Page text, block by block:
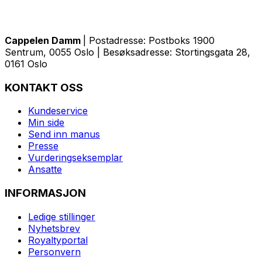
Cappelen Damm
| Postadresse: Postboks 1900
Sentrum, 0055 Oslo | Besøksadresse: Stortingsgata 28,
0161 Oslo
KONTAKT OSS
Kundeservice
Min side
Send inn manus
Presse
Vurderingseksemplar
Ansatte
INFORMASJON
Ledige stillinger
Nyhetsbrev
Royaltyportal
Personvern